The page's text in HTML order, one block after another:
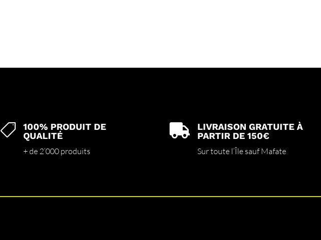

100% PRODUIT DE
QUALITÉ
+ de 2’000 produits

LIVRAISON GRATUITE À
PARTIR DE 150€
Sur toute l’Île sauf Mafate